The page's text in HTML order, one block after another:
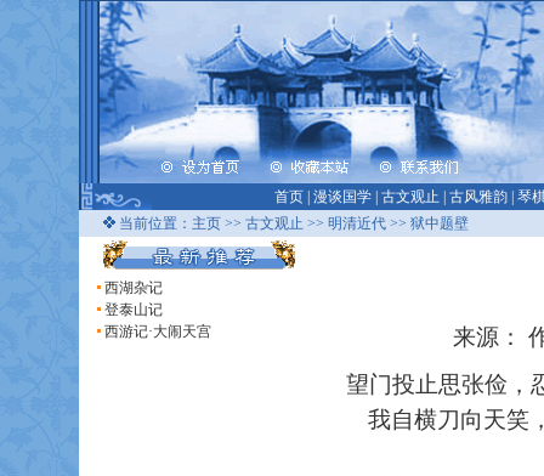
首页 漫谈国学 古文观止 古风雅韵 琴
当前位置： 主页 >> 古文观止 >> 明清近代 >> 狱中题壁
西湖杂记
登泰山记
西游记·大闹天宫
来源：
望门投止思张俭，
我自横刀向天笑